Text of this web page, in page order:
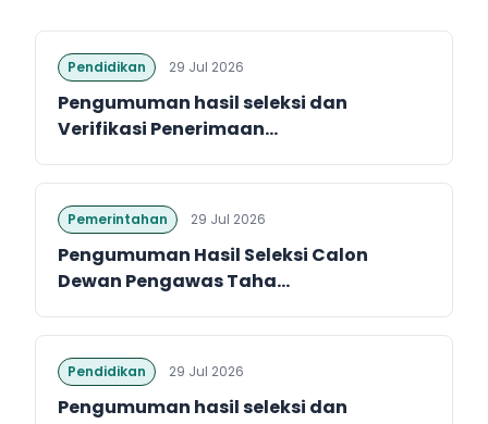
Pendidikan 29 Jul 2026
Pengumuman hasil seleksi dan
Verifikasi Penerimaan...
Pemerintahan 29 Jul 2026
Pengumuman Hasil Seleksi Calon
Dewan Pengawas Taha...
Pendidikan 29 Jul 2026
Pengumuman hasil seleksi dan